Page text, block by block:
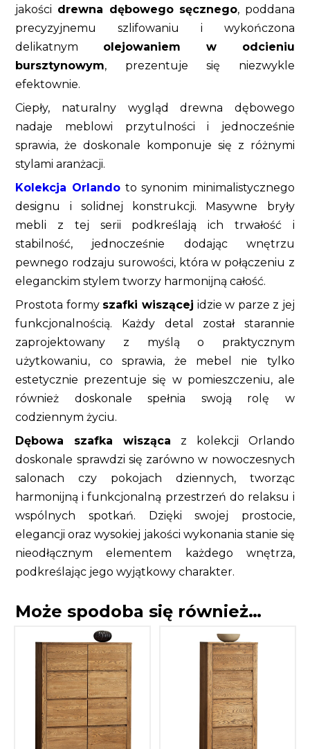
jakości drewna dębowego sęcznego, poddana
precyzyjnemu szlifowaniu i wykończona
delikatnym olejowaniem w odcieniu
bursztynowym, prezentuje się niezwykle
efektownie.
Ciepły, naturalny wygląd drewna dębowego
nadaje meblowi przytulności i jednocześnie
sprawia, że doskonale komponuje się z różnymi
stylami aranżacji.
Kolekcja Orlandoto synonim minimalistycznego
designu i solidnej konstrukcji. Masywne bryły
mebli z tej serii podkreślają ich trwałość i
stabilność, jednocześnie dodając wnętrzu
pewnego rodzaju surowości, która w połączeniu z
eleganckim stylem tworzy harmonijną całość.
Prostota formy szafki wiszącej idzie w parze z jej
funkcjonalnością. Każdy detal został starannie
zaprojektowany z myślą o praktycznym
użytkowaniu, co sprawia, że mebel nie tylko
estetycznie prezentuje się w pomieszczeniu, ale
również doskonale spełnia swoją rolę w
codziennym życiu.
Dębowa szafka wisząca z kolekcji Orlando
doskonale sprawdzi się zarówno w nowoczesnych
salonach czy pokojach dziennych, tworząc
harmonijną i funkcjonalną przestrzeń do relaksu i
wspólnych spotkań. Dzięki swojej prostocie,
elegancji oraz wysokiej jakości wykonania stanie się
nieodłącznym elementem każdego wnętrza,
podkreślając jego wyjątkowy charakter.
Może spodoba się również…